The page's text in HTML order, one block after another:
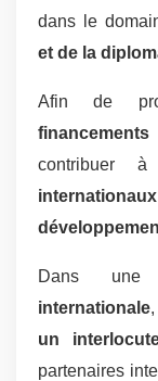
dans le
et de la
Afin de
financements
contribuer
Dans
internationale
un
partenaires